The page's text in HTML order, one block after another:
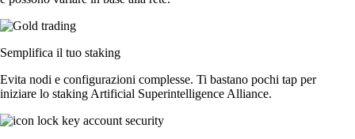
Semplifica il tuo staking
Evita nodi e configurazioni complesse. Ti bastano pochi tap per
iniziare lo staking Artificial Superintelligence Alliance.